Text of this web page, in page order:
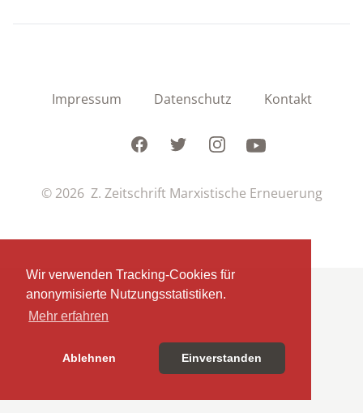
Wir verwenden Tracking-Cookies für
anonymisierte Nutzungsstatistiken.
Mehr erfahren
Ablehnen Einverstanden
Impressum Datenschutz Kontakt
FacebookTwitterInstagramYoutube
© 2026 Z. Zeitschrift Marxistische Erneuerung